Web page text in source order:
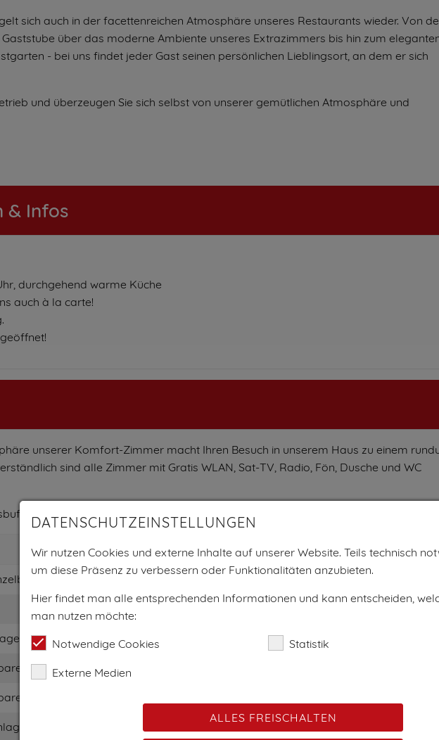
sich auch in der facettenreichen Atmosphäre unseres Restaurants wieder. Von
über das moderne Ambiente unseres Extrazimmers bis hin zum
- bei uns findet jeder Gast seinen persönlichen Lieblingsort, an dem er sich
und überzeugen Sie sich selbst von unserer gemütlichen Atmosphäre und
& Infos
durchgehend warme Küche
auch à la carte!
unserer Komfort-Zimmer macht Ihren Besuch in unserem Haus zu einem
sind alle Zimmer mit Gratis WLAN, Sat-TV, Radio, Fön, Dusche und WC
lässt Sie gleich so richtig gut in den Tag starten.
Sitzgarnitur als EZ
Sitzgarnitur als DZ
als EZ € 95,-
DATENSCHUTZEINSTELLUNGEN
Wir nutzen Cookies und externe Inhalte auf unserer Website. Teils technisch
um diese Präsenz zu verbessern oder Funktionalitäten anzubieten.
Hier findet man alle entsprechenden Informationen und kann entscheiden,
man nutzen möchte:
Notwendige Cookies
Statistik
Externe Medien
ALLES FREISCHALTEN